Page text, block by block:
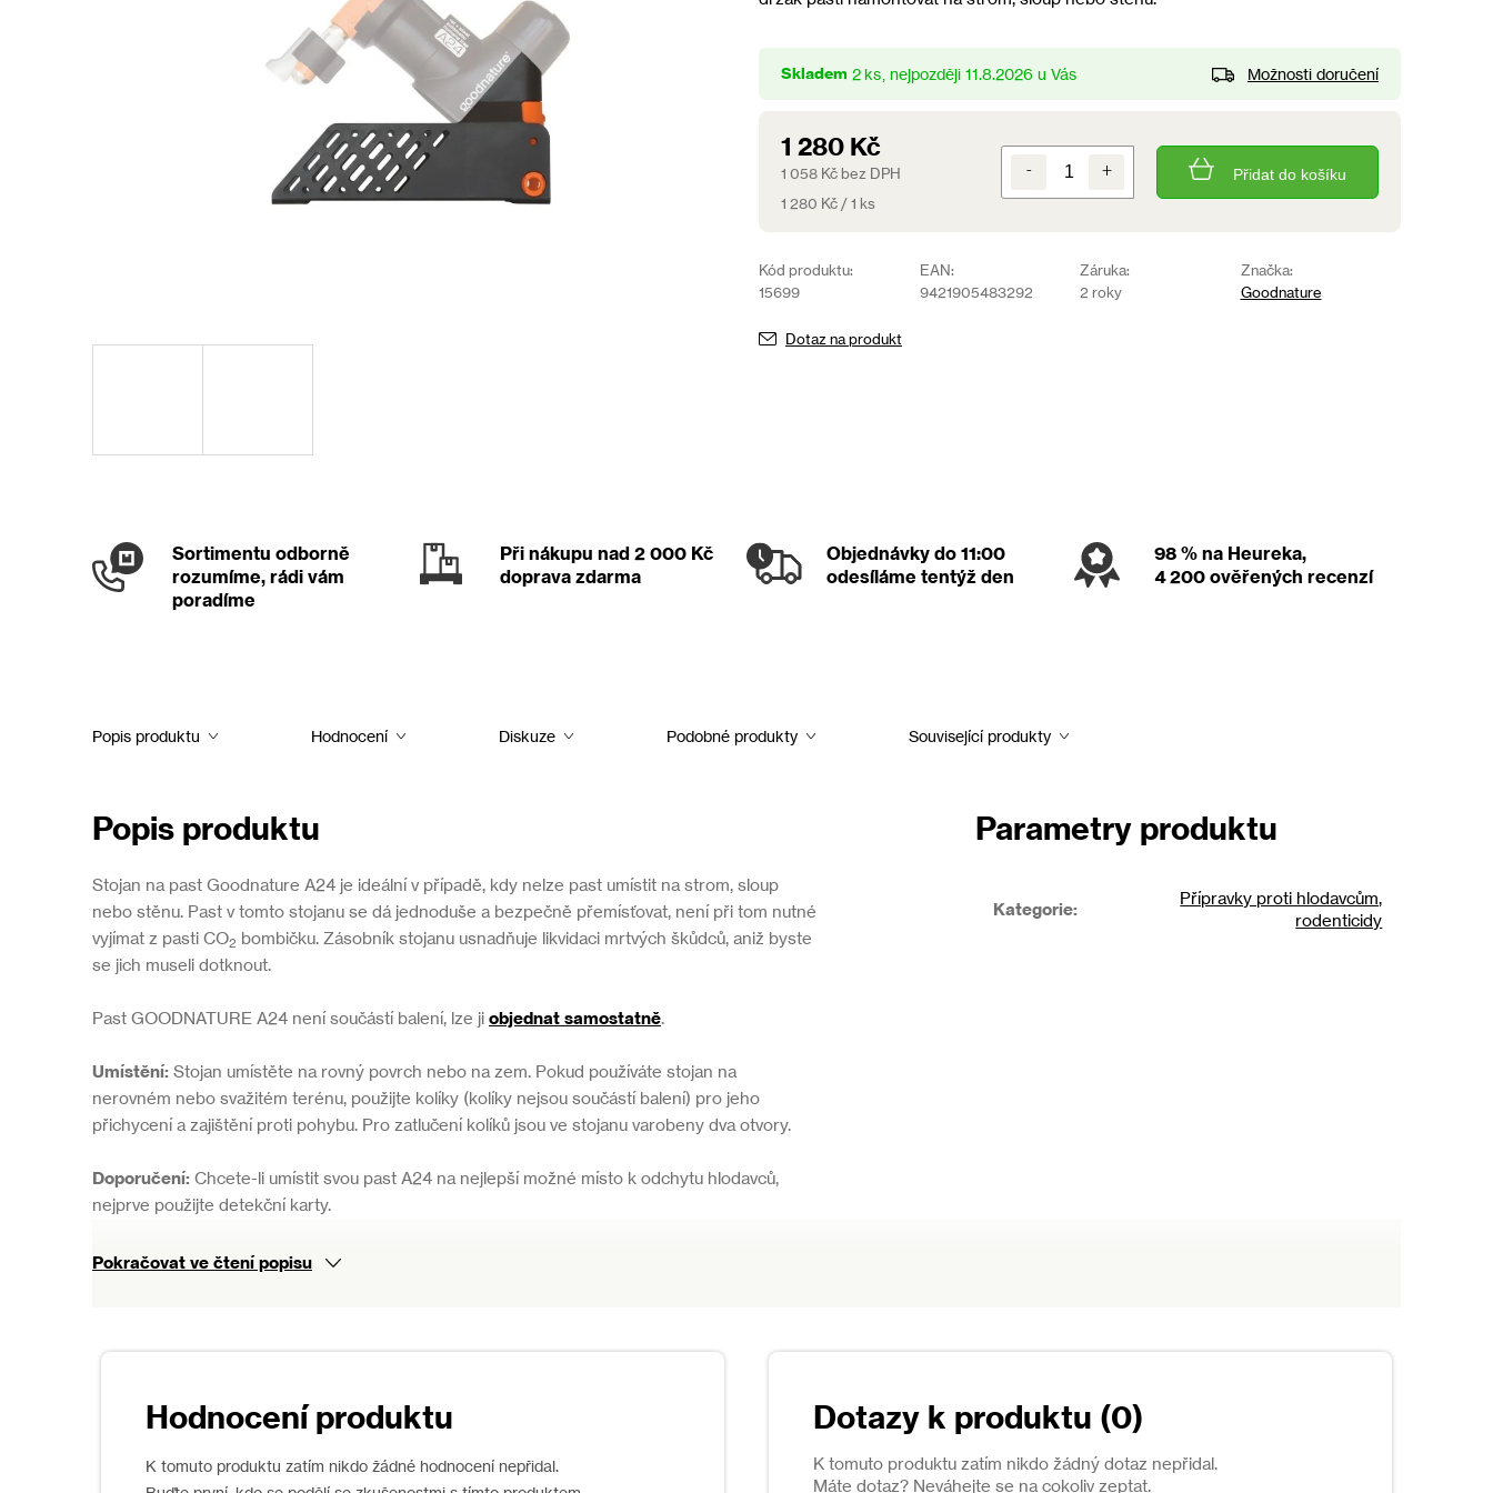
0,0
hvězdiček.
Skladem 2 ks 11.8.2026 Možnosti doručení
1 280 Kč
1 058 Kč bez DPH
Měrná
1 280 Kč / 1 ks
Přidat do košíku
Kód produktu:
15699
EAN:
9421905483292
Záruka:
2 roky
Značka:
Goodnature
Dotaz na produkt
Sortimentu odborně
rozumíme, rádi vám
poradíme
Při nákupu nad 2 000 Kč
doprava zdarma
Objednávky do 11:00
odesíláme tentýž den
98 %na Heureka,
4 200 ověřených recenzí
Popis produktu Hodnocení Diskuze Podobné produkty Související produkty
Popis produktu
Stojan na past Goodnature A24 je ideální v případě, kdy nelze past umístit na strom, sloup
nebo stěnu. Past v tomto stojanu se dá jednoduše a bezpečně přemísťovat, není při tom nutné
vyjímat z pasti CO2 bombičku. Zásobník stojanu usnadňuje likvidaci mrtvých škůdců, aniž byste
se jich museli dotknout.
Past GOODNATURE A24 není součástí balení, lze ji objednat samostatně.
Umístění: Stojan umístěte na rovný povrch nebo na zem. Pokud používáte stojan na
nerovném nebo svažitém terénu, použijte kolíky (kolíky nejsou součástí balení) pro jeho
přichycení a zajištění proti pohybu. Pro zatlučení kolíků jsou ve stojanu varobeny dva otvory.
Doporučení: Chcete-li umístit svou past A24 na nejlepší možné místo k odchytu hlodavců,
nejprve použijte detekční karty.
Balení:1 ks volně
Nikdy nesahejte do vstupu pasti, abyste se nezranili. Vždy zacházejte s pastí jako s
nastraženou, dokud past neodplyníte a nesnížíte tlak.
Parametry produktu
Kategorie:
Přípravky proti hlodavcům,
rodenticidy
Pokračovat ve čtení popisu
K tomuto produktu zatím nikdo žádné hodnocení nepřidal.
Dotazy k produktu (0)
K tomuto produktu zatím nikdo žádný dotaz nepřidal.
Máte dotaz? Neváhejte se na cokoliv zeptat.